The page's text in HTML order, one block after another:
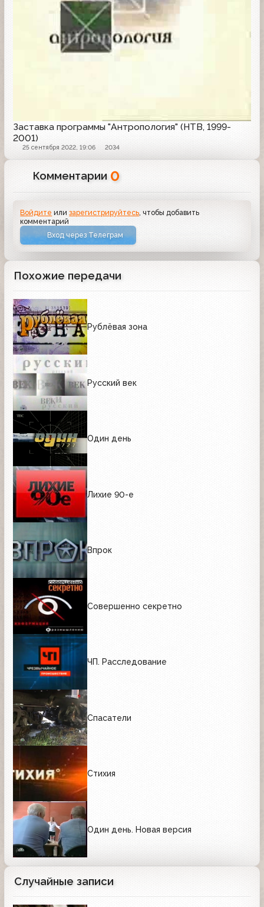
Заставка программы "Антропология" (НТВ, 1999-
2001)
25 сентября 2022, 19:06 2034
Комментарии 0
Войдите илизарегистрируйтесь , чтобы добавить
комментарий
Вход через Телеграм
Похожие передачи
Рублёвая зона
Русский век
Один день
Лихие 90-е
Впрок
Совершенно секретно
ЧП. Расследование
Спасатели
Стихия
Один день. Новая версия
Случайные записи